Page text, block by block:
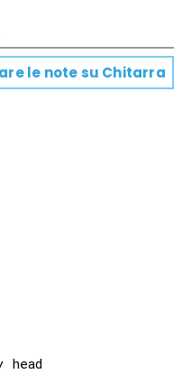
le note su Chitarra
head